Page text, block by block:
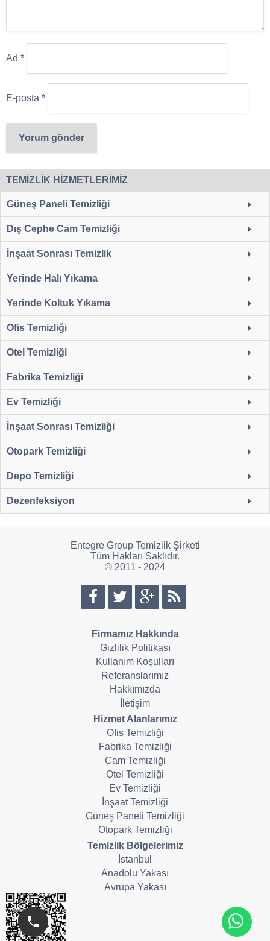
Ad *
E-posta *
TEMİZLİK HİZMETLERİMİZ
Güneş Paneli Temizliği
Dış Cephe Cam Temizliği
İnşaat Sonrası Temizlik
Yerinde Halı Yıkama
Yerinde Koltuk Yıkama
Ofis Temizliği
Otel Temizliği
Fabrika Temizliği
Ev Temizliği
İnşaat Sonrası Temizliği
Otopark Temizliği
Depo Temizliği
Dezenfeksiyon
Entegre Group Temizlik Şirketi
Tüm Hakları Saklıdır.
© 2011 - 2024
Firmamız Hakkında
Gizlilik Politikası
Kullanım Koşulları
Referanslarımız
Hakkımızda
İletişim
Hizmet Alanlarımız
Ofis Temizliği
Fabrika Temizliği
Cam Temizliği
Otel Temizliği
Ev Temizliği
İnşaat Temizliği
Güneş Paneli Temizliği
Otopark Temizliği
Temizlik Bölgelerimiz
İstanbul
Anadolu Yakası
Avrupa Yakası